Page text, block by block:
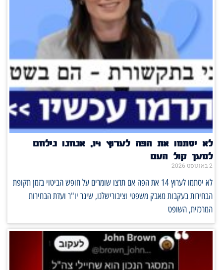
לא יסתמו את הפה לערוץ 14, אנחנו נילחם
למען קול העם
2 באוגוסט 2026
לא יסתמו לערוץ 14 את הפה אם תרצו שומרים על חופש הביטוי בזמן תקופת
הבחירות בעקבות מאבק משפטי וציבורישלנו, שיגר יו"ר ועדת הבחירות
המרכזית, השופט